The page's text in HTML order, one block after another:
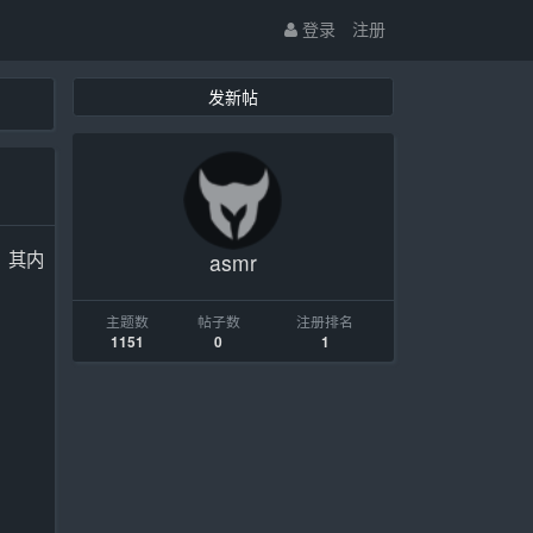
登录 注册
其内
发新帖
asmr
主题数
1151
帖子数
0
注册排名
1